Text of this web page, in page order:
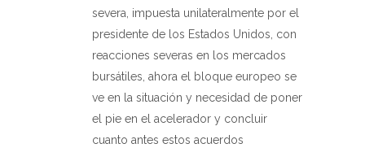
severa, impuesta unilateralmente por el
presidente de los Estados Unidos, con
reacciones severas en los mercados
bursátiles, ahora el bloque europeo se
ve en la situación y necesidad de poner
el pie en el acelerador y concluir
cuanto antes estos acuerdos